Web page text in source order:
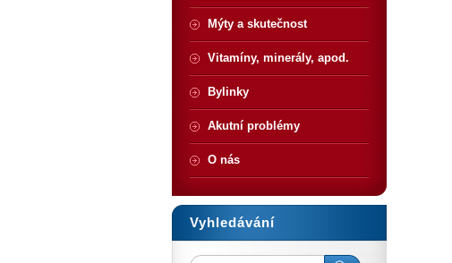
Mýty a skutečnost
Vitamíny, minerály, apod.
Bylinky
Akutní problémy
O nás
Vyhledávání